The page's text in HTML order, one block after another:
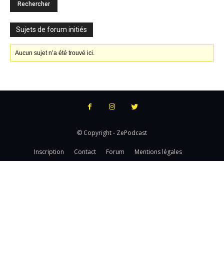
Sujets de forum initiés
Aucun sujet n’a été trouvé ici.
© Copyright - ZePodcast
Inscription Contact Forum Mentions légales